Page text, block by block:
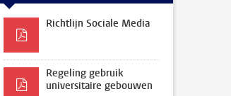
Richtlijn Sociale Media
Regeling gebruik
universitaire gebouwen